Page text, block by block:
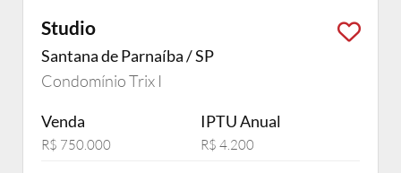
Studio
Santana de Parnaíba / SP
Condomínio Trix I
Venda
R$ 750.000
IPTU Anual
R$ 4.200